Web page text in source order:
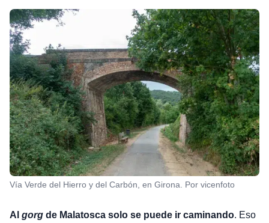
Vía Verde del Hierro y del Carbón, en Girona. Por vicenfoto
Al gorgde Malatosca solo se puede ir caminando. Eso